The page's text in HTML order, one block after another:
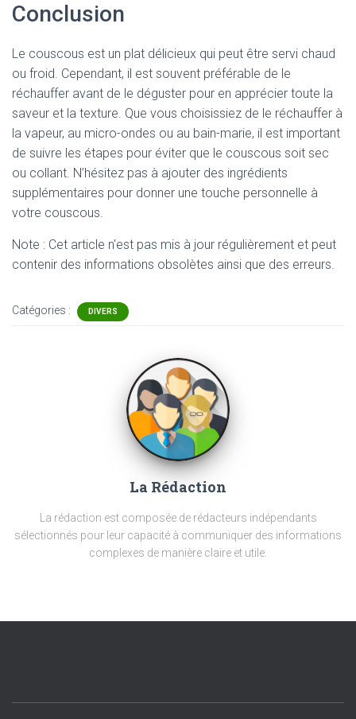
Conclusion
Le couscous est un plat délicieux qui peut être servi chaud
ou froid. Cependant, il est souvent préférable de le
réchauffer avant de le déguster pour en apprécier toute la
saveur et la texture. Que vous choisissiez de le réchauffer à
la vapeur, au micro-ondes ou au bain-marie, il est important
de suivre les étapes pour éviter que le couscous soit sec
ou collant. N’hésitez pas à ajouter des ingrédients
supplémentaires pour donner une touche personnelle à
votre couscous.
Note : Cet article n'est pas mis à jour régulièrement et peut
contenir des informations obsolètes ainsi que des erreurs.
Catégories : DIVERS
La Rédaction
La rédaction est composée de rédacteurs indépendants
sélectionnés pour leur capacité à communiquer des informations
complexes de manière claire et utile.